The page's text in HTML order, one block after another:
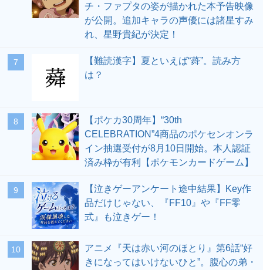
チ・ファプタの姿が描かれた本予告映像
が公開。追加キャラの声優には諸星すみ
れ、星野貴紀が決定！
7
【難読漢字】夏といえば“蕣”。読み方
は？
8
【ポケカ30周年】“30th
CELEBRATION”4商品のポケセンオンラ
イン抽選受付が8月10日開始。本人認証
済み枠が有利【ポケモンカードゲーム】
9
【泣きゲーアンケート途中結果】Key作
品だけじゃない、『FF10』や『FF零
式』も泣きゲー！
10
アニメ『天は赤い河のほとり』第6話“好
きになってはいけないひと”。腹心の弟・